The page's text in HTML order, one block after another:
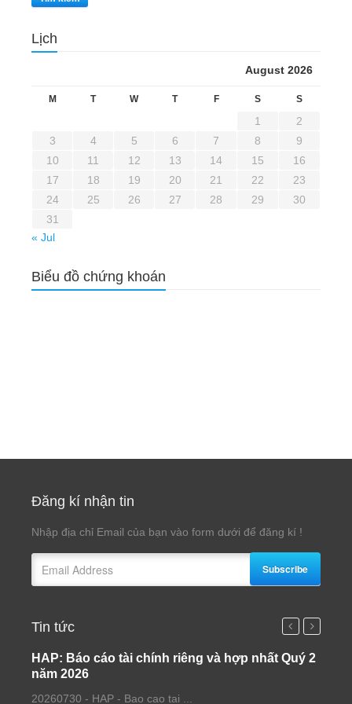
Lịch
August 2026
M T W T F S S
1
2
3
4 5 6 7 8
9
10
11 12 13 14 15
16
17
18 19 20 21 22
23
24
25 26 27 28 29
30
31
« Jul
Biểu đồ chứng khoán
Đăng kí nhận tin
Nhập địa chỉ Email của bạn vào form dưới để đăng kí !
Subscribe
Tin tức
HAP: Báo cáo tài chính riêng và hợp nhất Quý 2
năm 2026
20260730 - HAP - Bao cao tai ...